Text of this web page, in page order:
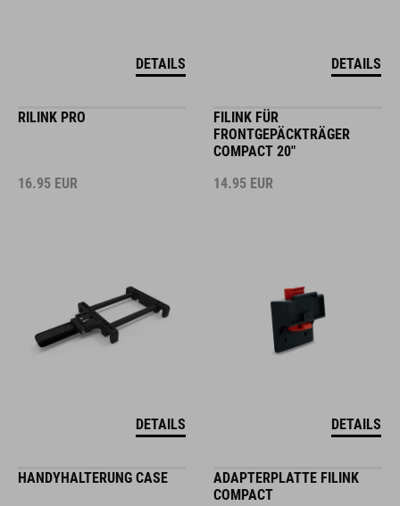
DETAILS DETAILS
RILINK PRO
16.95 EUR
DETAILS
FILINK FÜR
FRONTGEPÄCKTRÄGER
COMPACT 20"
14.95 EUR
DETAILS
HANDYHALTERUNG CASE
ADAPTERPLATTE FILINK
COMPACT